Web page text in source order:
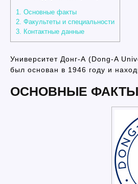
1. Основные факты
2. Факультеты и специальности
3. Контактные данные
Университет Донг-А (Dong-A
был основан в 1946 году и
ОСНОВНЫЕ ФАКТЫ